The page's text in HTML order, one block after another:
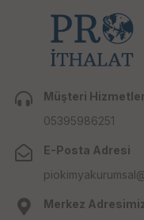
Müşteri
05395986251
E-Posta Adresi
Merkez